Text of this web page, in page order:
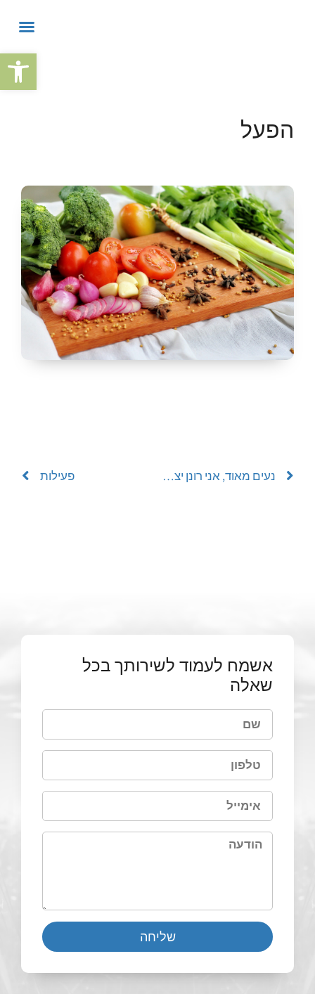
הפעל
נעים מאוד, אני רונן יצחקוב פעילות
אשמח לעמוד לשירותך בכל
שאלה
שליחה